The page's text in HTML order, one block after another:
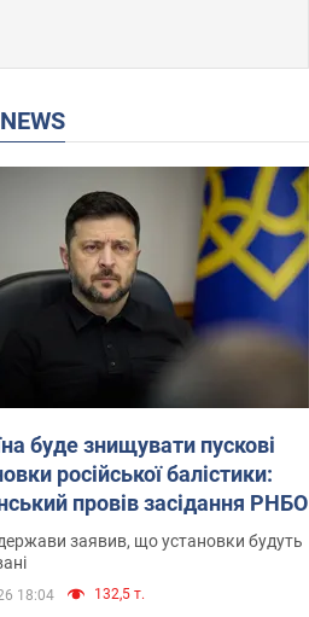
NEWS
буде знищувати пускові
російської балістики:
провів засідання РНБО
заявив, що установки будуть
18:04 132,5 т.